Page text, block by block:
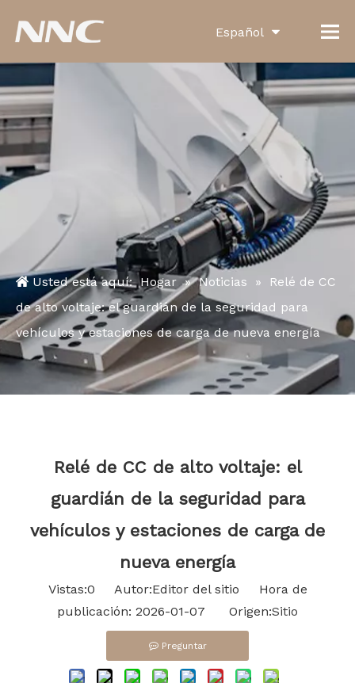
Español
English
العربية
Français
Pусский
Português
Deutsch
Italiano
한국어
Türk dili
Bahasa indonesia
Usted está aquí: Hogar » Noticias »
Relé de CC
de alto voltaje: el guardián de la seguridad para
vehículos y estaciones de carga de nueva energía
Relé de CC de alto voltaje: el
guardián de la seguridad para
vehículos y estaciones de carga de
nueva energía
Vistas:0 Autor:Editor del sitio Hora de
publicación: 2026-01-07 Origen:Sitio
Preguntar